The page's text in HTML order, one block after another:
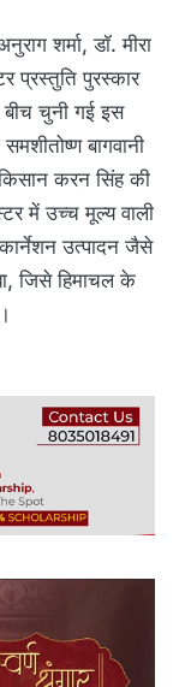
शर्मा, डॉ. मीरा
प्रस्तुति पुरस्कार
चुनी गई इस
बागवानी
करन सिंह की
में उच्च मूल्य वाली
कार्नेशन उत्पादन जैसे
जिसे हिमाचल के